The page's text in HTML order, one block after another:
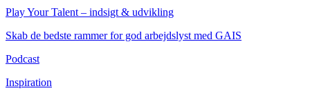
Play Your Talent – indsigt & udvikling
Skab de bedste rammer for god arbejdslyst med GAIS
Podcast
Inspiration